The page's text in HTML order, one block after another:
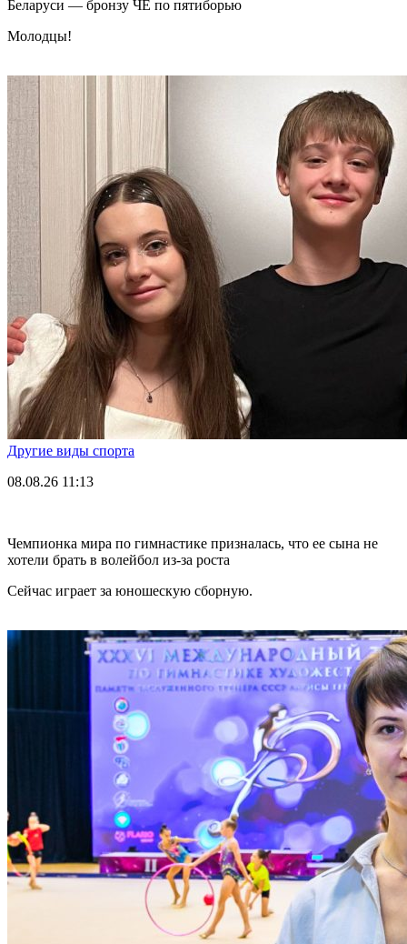
Беларуси — бронзу ЧЕ по пятиборью
Молодцы!
Другие виды спорта
08.08.26 11:13
Чемпионка мира по гимнастике призналась, что ее сына не
хотели брать в волейбол из-за роста
Сейчас играет за юношескую сборную.